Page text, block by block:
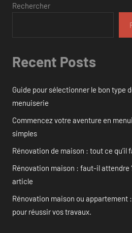
Rechercher
Recent Posts
Guide pour sélectionner le bon type
menuiserie
Commencez votre aventure en
simples
Rénovation de maison : tout ce qu’il
Rénovation maison : faut-il attendre
article
Rénovation maison ou appartement
pour réussir vos travaux.